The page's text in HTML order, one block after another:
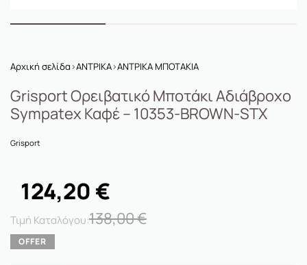
Αρχική σελίδα›ΑΝΤΡΙΚΑ›ΑΝΤΡΙΚΑ ΜΠΟΤΑΚΙΑ
Grisport Ορειβατικό Μποτάκι Αδιάβροχο
Sympatex Καφέ – 10353-BROWN-STX
Grisport
138,00€
124,20 €